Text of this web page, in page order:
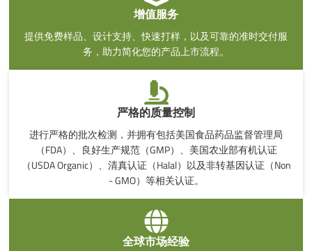
增值服务
提供免费样品、设计支持、快速打样，以及可靠的准时交付服
务，助力简化您的产品上市流程。
严格的质量控制
进行严格的批次检测，并拥有包括美国食品药品监督管理局
（FDA）、良好生产规范（GMP）、美国农业部有机认证
（USDA Organic）、清真认证（Halal）以及非转基因认证（Non
- GMO）等相关认证。
全球市场经验